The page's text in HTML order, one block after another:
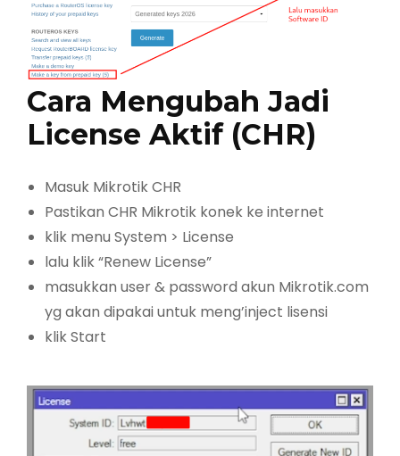
Cara Mengubah Jadi
License Aktif (CHR)
Masuk Mikrotik CHR
Pastikan CHR Mikrotik konek ke internet
klik menu System > License
lalu klik “Renew License”
masukkan user & password akun Mikrotik.com
yg akan dipakai untuk meng’inject lisensi
klik Start